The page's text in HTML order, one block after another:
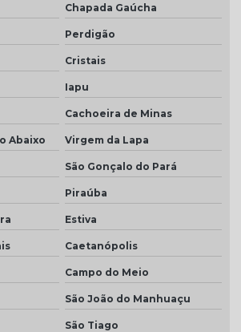
Chapada Gaúcha
Perdigão
Cristais
Iapu
Cachoeira de Minas
Abaixo Virgem da Lapa
São Gonçalo do Pará
Piraúba
Estiva
Caetanópolis
Campo do Meio
São João do Manhuaçu
São Tiago